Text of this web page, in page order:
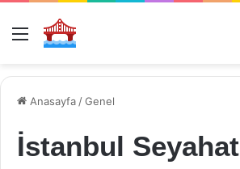
Menü
Anasayfa /Genel
İstanbul Seyahat